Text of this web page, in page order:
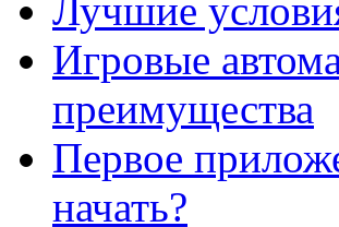
Лучшие
Игровые
преимущества
Первое
начать?